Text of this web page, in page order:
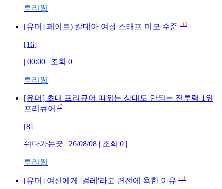
루리웹
[유머] 페이트) 칼데아 여성 스태프 미모 수준 +13
[16]
| 00:00 | 조회 0 |
루리웹
[유머] 초대 프리큐어 따위는 상대도 안되는 전투력 1위
프리큐어
+7
[8]
쉬다가는곳 | 26/08/08 | 조회 0 |
루리웹
[유머] 여신에게 '걸레'라고 면전에 욕한 이유 +11